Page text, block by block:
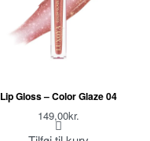
Lip Gloss – Color Glaze 04
149,00kr.